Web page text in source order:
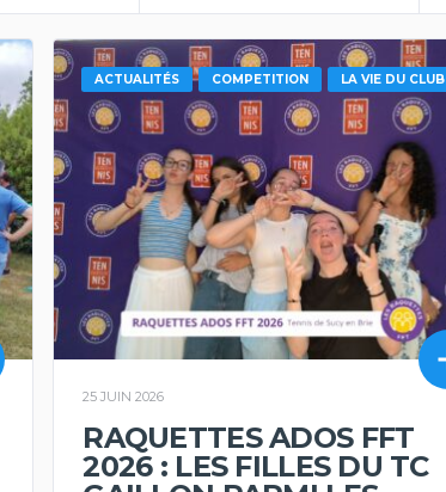
ACTUALITÉS COMPETITION LA VIE DU CLUB
25 JUIN 2026
RAQUETTES ADOS FFT
2026 : LES FILLES DU TC